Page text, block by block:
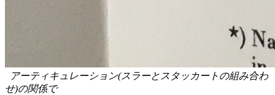
アーティキュレーション(スラーとスタッカートの組み合わ
せ)の関係で